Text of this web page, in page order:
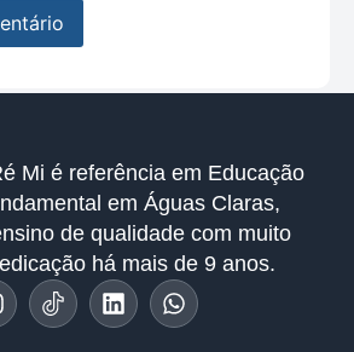
Mi é referência em Educação
em Águas Claras,
de qualidade com muito
há mais de 9 anos.